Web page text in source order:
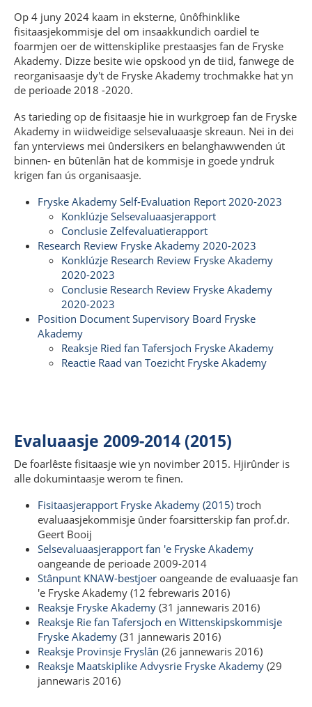
Op 4 juny 2024 kaam in eksterne, ûnôfhinklike
fisitaasjekommisje del om insaakkundich oardiel te
foarmjen oer de wittenskiplike prestaasjes fan de Fryske
Akademy. Dizze besite wie opskood yn de tiid, fanwege de
reorganisaasje dy't de Fryske Akademy trochmakke hat yn
de perioade 2018 -2020.
As tarieding op de fisitaasje hie in wurkgroep fan de Fryske
Akademy in wiidweidige selsevaluaasje skreaun. Nei in dei
fan ynterviews mei ûndersikers en belanghawwenden út
binnen- en bûtenlân hat de kommisje in goede yndruk
krigen fan ús organisaasje.
Fryske Akademy Self-Evaluation Report 2020-2023
Konklúzje Selsevaluaasjerapport
Conclusie Zelfevaluatierapport
Research Review Fryske Akademy 2020-2023
Konklúzje Research Review Fryske Akademy
2020-2023
Conclusie Research Review Fryske Akademy
2020-2023
Position Document Supervisory Board Fryske
Akademy
Reaksje Ried fan Tafersjoch Fryske Akademy
Reactie Raad van Toezicht Fryske Akademy
Evaluaasje 2009-2014 (2015)
De foarlêste fisitaasje wie yn novimber 2015. Hjirûnder is
alle dokumintaasje werom te finen.
Fisitaasjerapport Fryske Akademy (2015) troch
evaluaasjekommisje ûnder foarsitterskip fan prof.dr.
Geert Booij
Selsevaluaasjerapport fan 'e Fryske Akademy
oangeande de perioade 2009-2014
Stânpunt KNAW-bestjoer oangeande de evaluaasje fan
'e Fryske Akademy (12 febrewaris 2016)
Reaksje Fryske Akademy (31 jannewaris 2016)
Reaksje Rie fan Tafersjoch en Wittenskipskommisje
Fryske Akademy (31 jannewaris 2016)
Reaksje Provinsje Fryslân (26 jannewaris 2016)
Reaksje Maatskiplike Advysrie Fryske Akademy (29
jannewaris 2016)